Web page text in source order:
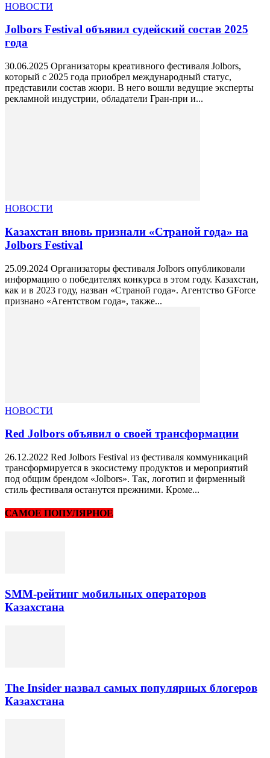
НОВОСТИ
Jolbors Festival объявил судейский состав 2025
года
30.06.2025 Организаторы креативного фестиваля Jolbors,
который с 2025 года приобрел международный статус,
представили состав жюри. В него вошли ведущие эксперты
рекламной индустрии, обладатели Гран-при и...
НОВОСТИ
Казахстан вновь признали «Страной года» на
Jolbors Festival
25.09.2024 Организаторы фестиваля Jolbors опубликовали
информацию о победителях конкурса в этом году. Казахстан,
как и в 2023 году, назван «Страной года». Агентство GForce
признано «Агентством года», также...
НОВОСТИ
Red Jolbors объявил о своей трансформации
26.12.2022 Red Jolbors Festival из фестиваля коммуникаций
трансформируется в экосистему продуктов и мероприятий
под общим брендом «Jolbors». Так, логотип и фирменный
стиль фестиваля останутся прежними. Кроме...
САМОЕ ПОПУЛЯРНОЕ
SMM-рейтинг мобильных операторов
Казахстана
The Insider назвал самых популярных блогеров
Казахстана